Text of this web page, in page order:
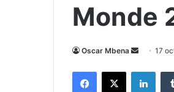
Monde
Oscar Mbena
Envoyer
courriel
17
Facebook
X